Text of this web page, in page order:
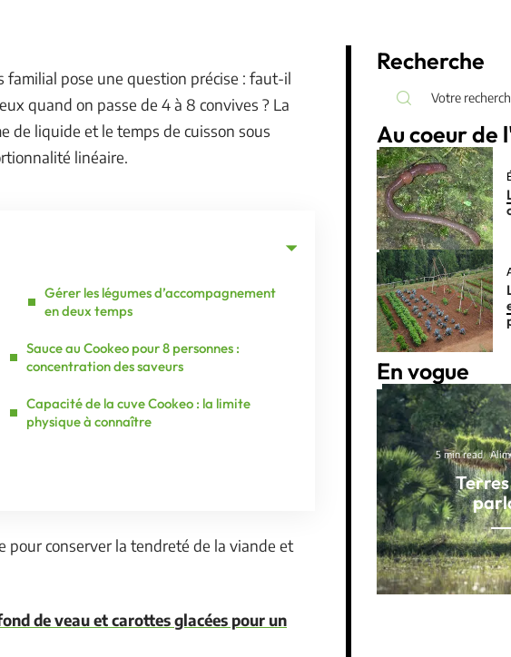
familial pose une question précise : faut-il
quand on passe de 4 à 8 convives ? La
de liquide et le temps de cuisson sous
linéaire.
Gérer les légumes d’accompagnement
en deux temps
Sauce au Cookeo pour 8 personnes :
concentration des saveurs
Capacité de la cuve Cookeo : la limite
physique à connaître
pour conserver la tendreté de la viande et
de veau et carottes glacées pour un
Recherche
Au coeur de
En vogue
5 min read